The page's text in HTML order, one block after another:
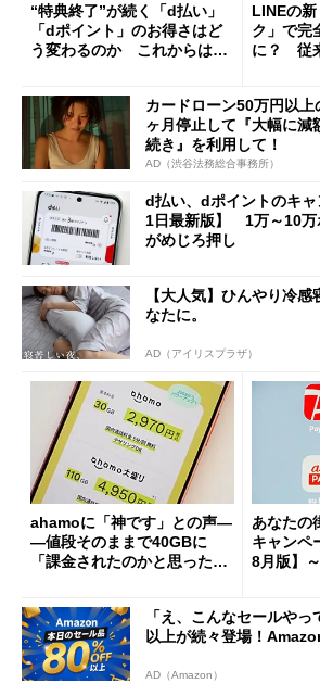
“特典終了”が続く「d払い」
「dポイント」のお得さはど
う変わるのか これからは
LINEの
ク」で完
に？ 従
カードローン50万円以
ヶ月停止して『大幅に減
続き』を利用して！
AD（渋谷法務総合事務所）
d払い、dポイントのキャ
1日最新版】 1万～10万
がめじろ押し
【大人気】ひんやり冷
なたに。
AD（アイリスプラザ）
ahamoに「神です」との声―
―値段そのままで40GBに
「課金されたのかと思った」
あなたの
キャンペ
8月版】
「え、こんなセールや
以上が続々登場！
AD（Amazon）